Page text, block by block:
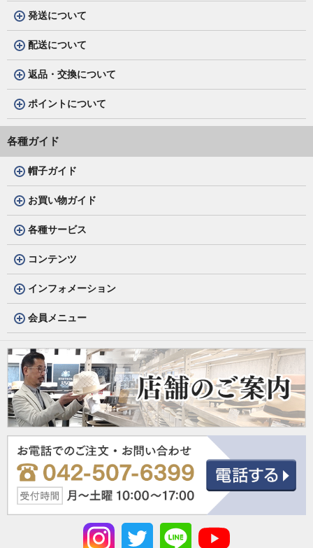
発送について
配送について
返品・交換について
ポイントについて
各種ガイド
帽子ガイド
お買い物ガイド
各種サービス
コンテンツ
インフォメーション
会員メニュー